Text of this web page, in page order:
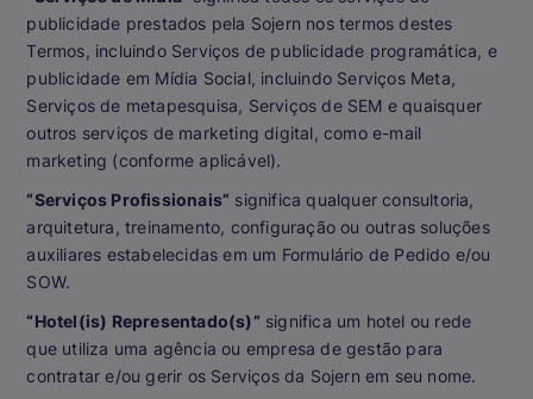
publicidade prestados pela Sojern nos termos destes
Termos, incluindo Serviços de publicidade programática, e
publicidade em Mídia Social, incluindo Serviços Meta,
Serviços de metapesquisa, Serviços de SEM e quaisquer
outros serviços de marketing digital, como e-mail
marketing (conforme aplicável).
“Serviços Profissionais” significa qualquer consultoria,
arquitetura, treinamento, configuração ou outras soluções
auxiliares estabelecidas em um Formulário de Pedido e/ou
SOW.
“Hotel(is) Representado(s)” significa um hotel ou rede
que utiliza uma agência ou empresa de gestão para
contratar e/ou gerir os Serviços da Sojern em seu nome.